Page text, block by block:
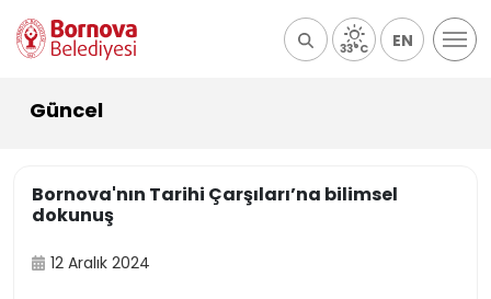
33°C EN
Güncel
Bornova'nın Tarihi Çarşıları’na bilimsel
dokunuş
12 Aralık 2024